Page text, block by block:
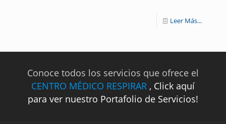
Leer Más...
Conoce todos los servicios que ofrece el
CENTRO MÉDICO RESPIRAR , Click aquí
para ver nuestro Portafolio de Servicios!